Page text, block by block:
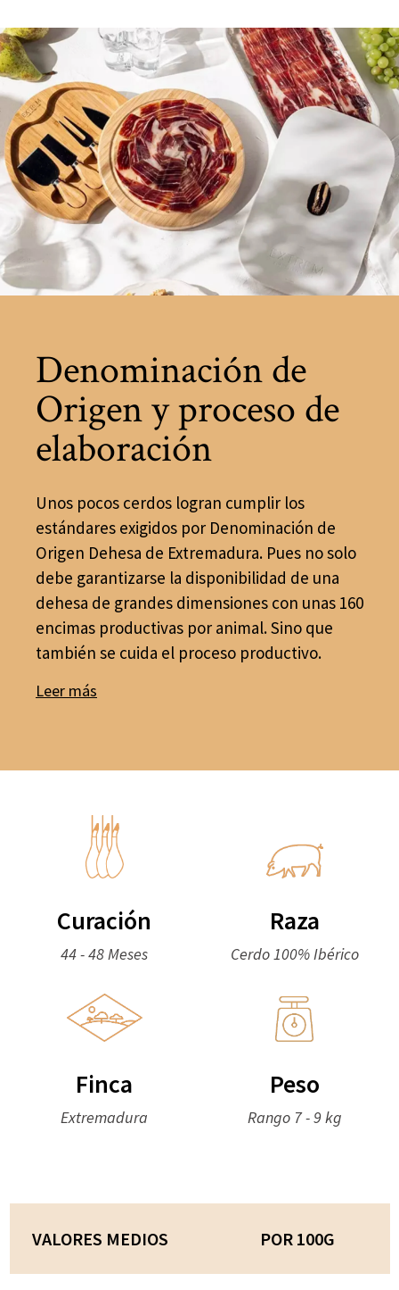
Denominación de
Origen y proceso de
elaboración
Unos pocos cerdos logran cumplir los
estándares exigidos por Denominación de
Origen Dehesa de Extremadura. Pues no solo
debe garantizarse la disponibilidad de una
dehesa de grandes dimensiones con unas 160
encimas productivas por animal. Sino que
también se cuida el proceso productivo.
Leer más
Curación
44 - 48 Meses
Raza
Cerdo 100% Ibérico
Finca
Extremadura
Peso
Rango 7 - 9 kg
VALORES MEDIOS POR 100G